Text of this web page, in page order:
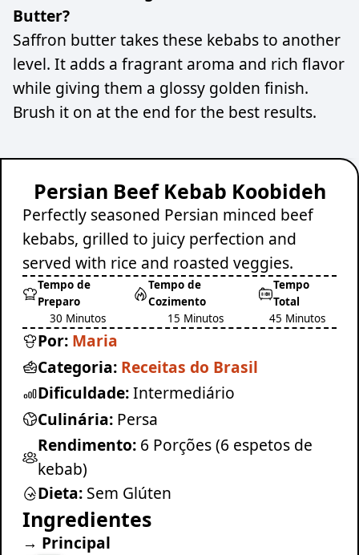
Butter?
Saffron butter takes these kebabs to another
level. It adds a fragrant aroma and rich flavor
while giving them a glossy golden finish.
Brush it on at the end for the best results.
Persian Beef Kebab Koobideh
Perfectly seasoned Persian minced beef
kebabs, grilled to juicy perfection and
served with rice and roasted veggies.
Tempo de
Preparo
30 Minutos
Tempo de
Cozimento
15 Minutos
Tempo
Total
45 Minutos
Por: Maria
Categoria: Receitas do Brasil
Dificuldade:Intermediário
Culinária: Persa
Rendimento: 6 Porções (6 espetos de
kebab)
Dieta: Sem Glúten
Ingredientes
→ Principal